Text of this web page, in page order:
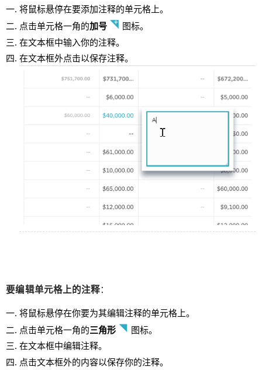
将鼠标悬停在要添加注释的单元格上。
点击单元格一角的加号
图标。
在文本框中输入你的注释。
在文本框外点击以保存注释。
要编辑单元格上的注释：
将鼠标悬停在你要为其编辑注释的单元格上。
点击单元格一角的三角形
图标。
在文本框中编辑注释。
点击文本框外的内容以保存你的注释。